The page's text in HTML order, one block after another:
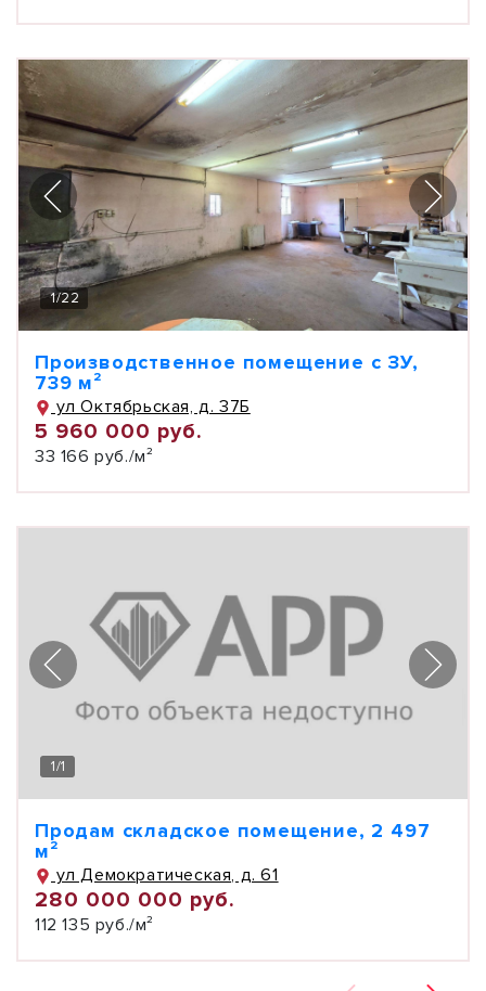
1/22
Производственное помещение с ЗУ,
739 м²
ул Октябрьская, д. 37Б
5 960 000 руб.
33 166 руб./м²
1/1
Продам складское помещение, 2 497
м²
ул Демократическая, д. 61
280 000 000 руб.
112 135 руб./м²